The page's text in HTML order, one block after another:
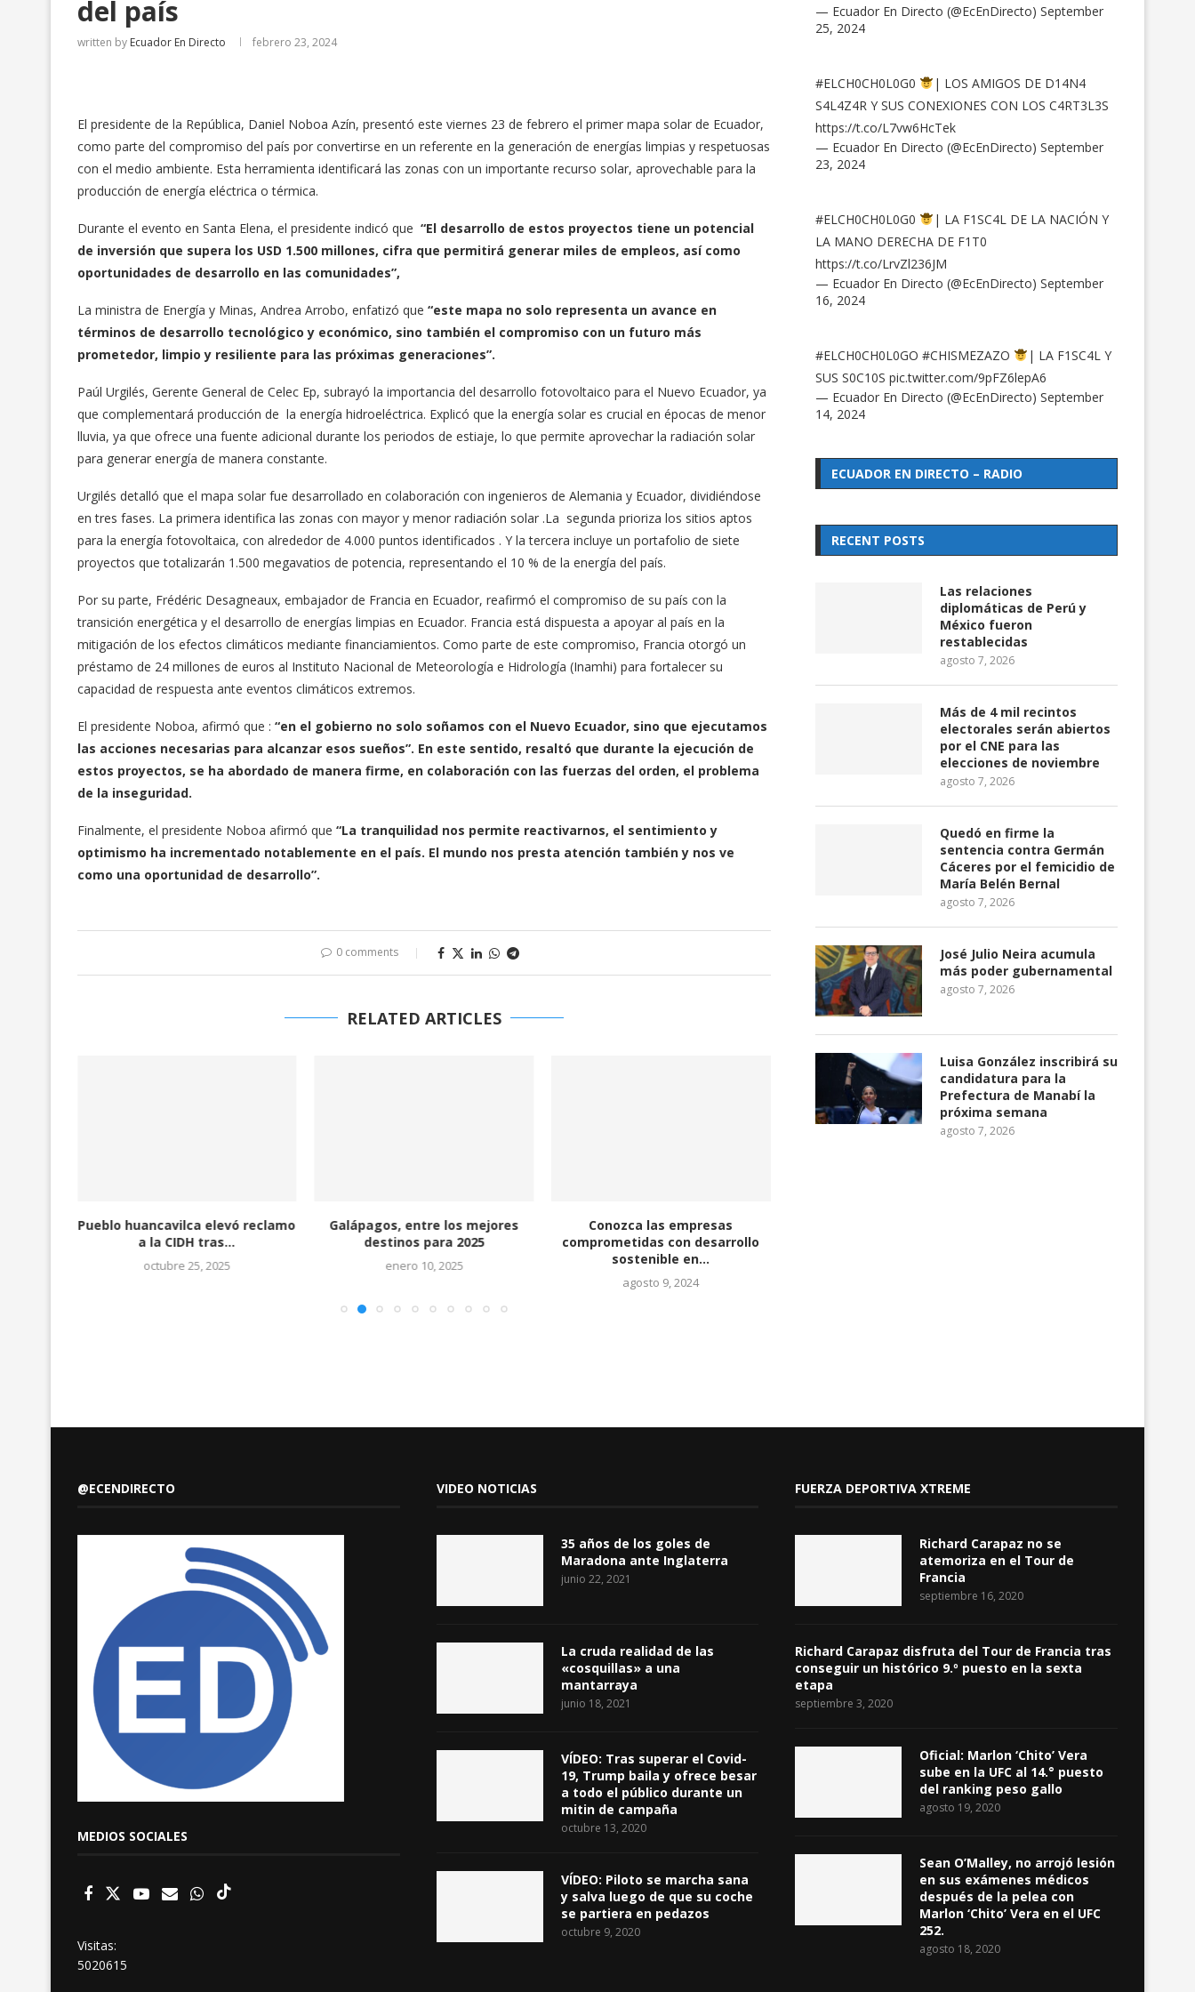
del país
written by Ecuador En Directo febrero 23, 2024
El presidente de la República, Daniel Noboa Azín, presentó este viernes 23 de febrero el primer mapa solar de Ecuador,
como parte del compromiso del país por convertirse en un referente en la generación de energías limpias y respetuosas
con el medio ambiente. Esta herramienta identificará las zonas con un importante recurso solar, aprovechable para la
producción de energía eléctrica o térmica.
Durante el evento en Santa Elena, el presidente indicó que “El desarrollo de estos proyectos tiene un potencial
de inversión que supera los USD 1.500 millones, cifra que permitirá generar miles de empleos, así como
oportunidades de desarrollo en las comunidades”,
La ministra de Energía y Minas, Andrea Arrobo, enfatizó que “este mapa no solo representa un avance en
términos de desarrollo tecnológico y económico, sino también el compromiso con un futuro más
prometedor, limpio y resiliente para las próximas generaciones”.
Paúl Urgilés, Gerente General de Celec Ep, subrayó la importancia del desarrollo fotovoltaico para el Nuevo Ecuador, ya
que complementará producción de la energía hidroeléctrica. Explicó que la energía solar es crucial en épocas de menor
lluvia, ya que ofrece una fuente adicional durante los periodos de estiaje, lo que permite aprovechar la radiación solar
para generar energía de manera constante.
Urgilés detalló que el mapa solar fue desarrollado en colaboración con ingenieros de Alemania y Ecuador, dividiéndose
en tres fases. La primera identifica las zonas con mayor y menor radiación solar .La segunda prioriza los sitios aptos
para la energía fotovoltaica, con alrededor de 4.000 puntos identificados . Y la tercera incluye un portafolio de siete
proyectos que totalizarán 1.500 megavatios de potencia, representando el 10 % de la energía del país.
Por su parte, Frédéric Desagneaux, embajador de Francia en Ecuador, reafirmó el compromiso de su país con la
transición energética y el desarrollo de energías limpias en Ecuador. Francia está dispuesta a apoyar al país en la
mitigación de los efectos climáticos mediante financiamientos. Como parte de este compromiso, Francia otorgó un
préstamo de 24 millones de euros al Instituto Nacional de Meteorología e Hidrología (Inamhi) para fortalecer su
capacidad de respuesta ante eventos climáticos extremos.
El presidente Noboa, afirmó que : “en el gobierno no solo soñamos con el Nuevo Ecuador, sino que ejecutamos
las acciones necesarias para alcanzar esos sueños”. En este sentido, resaltó que durante la ejecución de
estos proyectos, se ha abordado de manera firme, en colaboración con las fuerzas del orden, el problema
de la inseguridad.
Finalmente, el presidente Noboa afirmó que “La tranquilidad nos permite reactivarnos, el sentimiento y
optimismo ha incrementado notablemente en el país. El mundo nos presta atención también y nos ve
como una oportunidad de desarrollo”.
0 comments
RELATED ARTICLES
Pueblo huancavilca elevó reclamo
a la CIDH tras...
octubre 25, 2025
Galápagos, entre los mejores
destinos para 2025
enero 10, 2025
Conozca las empresas
comprometidas con desarrollo
sostenible en...
agosto 9, 2024
— Ecuador En Directo (@EcEnDirecto) September
25, 2024
#ELCH0CH0L0G0
| LOS AMIGOS DE D14N4
S4L4Z4R Y SUS CONEXIONES CON LOS C4RT3L3S
https://t.co/L7vw6HcTek
— Ecuador En Directo (@EcEnDirecto) September
23, 2024
#ELCH0CH0L0G0
| LA F1SC4L DE LA NACIÓN Y
LA MANO DERECHA DE F1T0
https://t.co/LrvZl236JM
— Ecuador En Directo (@EcEnDirecto) September
16, 2024
#ELCH0CH0L0GO #CHISMEZAZO
| LA F1SC4L Y
SUS S0C10S pic.twitter.com/9pFZ6lepA6
— Ecuador En Directo (@EcEnDirecto) September
14, 2024
ECUADOR EN DIRECTO – RADIO
RECENT POSTS
Las relaciones
diplomáticas de Perú y
México fueron
restablecidas
agosto 7, 2026
Más de 4 mil recintos
electorales serán abiertos
por el CNE para las
elecciones de noviembre
agosto 7, 2026
Quedó en firme la
sentencia contra Germán
Cáceres por el femicidio de
María Belén Bernal
agosto 7, 2026
José Julio Neira acumula
más poder gubernamental
agosto 7, 2026
Luisa González inscribirá su
candidatura para la
Prefectura de Manabí la
próxima semana
agosto 7, 2026
@ECENDIRECTO
MEDIOS SOCIALES
Visitas:
5020615
VIDEO NOTICIAS
35 años de los goles de
Maradona ante Inglaterra
junio 22, 2021
La cruda realidad de las
«cosquillas» a una
mantarraya
junio 18, 2021
VÍDEO: Tras superar el Covid-
19, Trump baila y ofrece besar
a todo el público durante un
mitin de campaña
octubre 13, 2020
VÍDEO: Piloto se marcha sana
y salva luego de que su coche
se partiera en pedazos
octubre 9, 2020
FUERZA DEPORTIVA XTREME
Richard Carapaz no se
atemoriza en el Tour de
Francia
septiembre 16, 2020
Richard Carapaz disfruta del Tour de Francia tras
conseguir un histórico 9.º puesto en la sexta
etapa
septiembre 3, 2020
Oficial: Marlon ‘Chito’ Vera
sube en la UFC al 14.° puesto
del ranking peso gallo
agosto 19, 2020
Sean O’Malley, no arrojó lesión
en sus exámenes médicos
después de la pelea con
Marlon ‘Chito’ Vera en el UFC
252.
agosto 18, 2020